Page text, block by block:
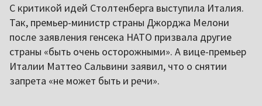
С критикой идей Столтенберга выступила Италия.
Так, премьер-министр страны Джорджа Мелони
после заявления генсека НАТО призвала другие
страны «быть очень осторожными». А вице-премьер
Италии Маттео Сальвини заявил, что о снятии
запрета «не может быть и речи».